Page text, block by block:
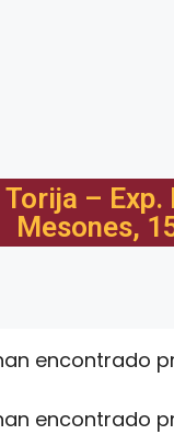
– Exp.
Mesones,
encontrado
encontrado